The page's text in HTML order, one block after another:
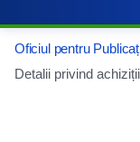
Oficiul pentru
Detalii privind